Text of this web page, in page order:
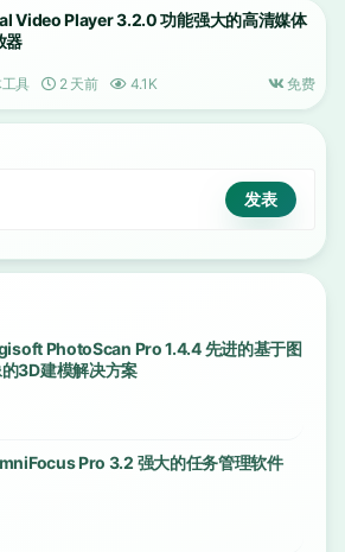
Video Player 3.2.0 功能强大的高清媒体
器
具 2 天前 4.1K 免费
PhotoScan Pro 1.4.4 先进的基于图
3D建模解决方案
Pro 3.2 强大的任务管理软件